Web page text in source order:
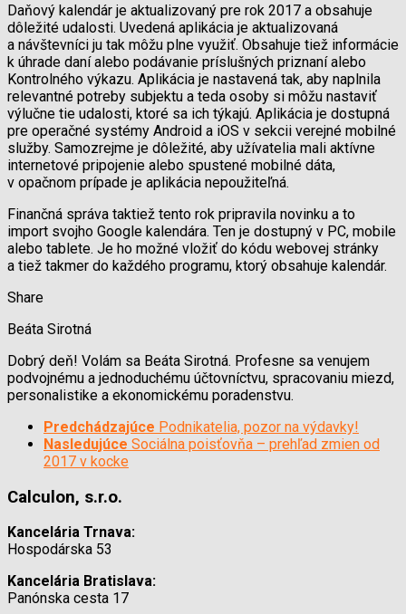
Daňový kalendár je aktualizovaný pre rok 2017 a obsahuje
dôležité udalosti. Uvedená aplikácia je aktualizovaná
a návštevníci ju tak môžu plne využiť. Obsahuje tiež informácie
k úhrade daní alebo podávanie príslušných priznaní alebo
Kontrolného výkazu. Aplikácia je nastavená tak, aby naplnila
relevantné potreby subjektu a teda osoby si môžu nastaviť
výlučne tie udalosti, ktoré sa ich týkajú. Aplikácia je dostupná
pre operačné systémy Android a iOS v sekcii verejné mobilné
služby. Samozrejme je dôležité, aby užívatelia mali aktívne
internetové pripojenie alebo spustené mobilné dáta,
v opačnom prípade je aplikácia nepoužiteľná.
Finančná správa taktiež tento rok pripravila novinku a to
import svojho Google kalendára. Ten je dostupný v PC, mobile
alebo tablete. Je ho možné vložiť do kódu webovej stránky
a tiež takmer do každého programu, ktorý obsahuje kalendár.
Share
Beáta Sirotná
Dobrý deň! Volám sa Beáta Sirotná. Profesne sa venujem
podvojnému a jednoduchému účtovníctvu, spracovaniu miezd,
personalistike a ekonomickému poradenstvu.
Predchádzajúce Podnikatelia, pozor na výdavky!
Nasledujúce Sociálna poisťovňa – prehľad zmien od
2017 v kocke
Calculon, s.r.o.
Kancelária Trnava:
Hospodárska 53
Kancelária Bratislava:
Panónska cesta 17